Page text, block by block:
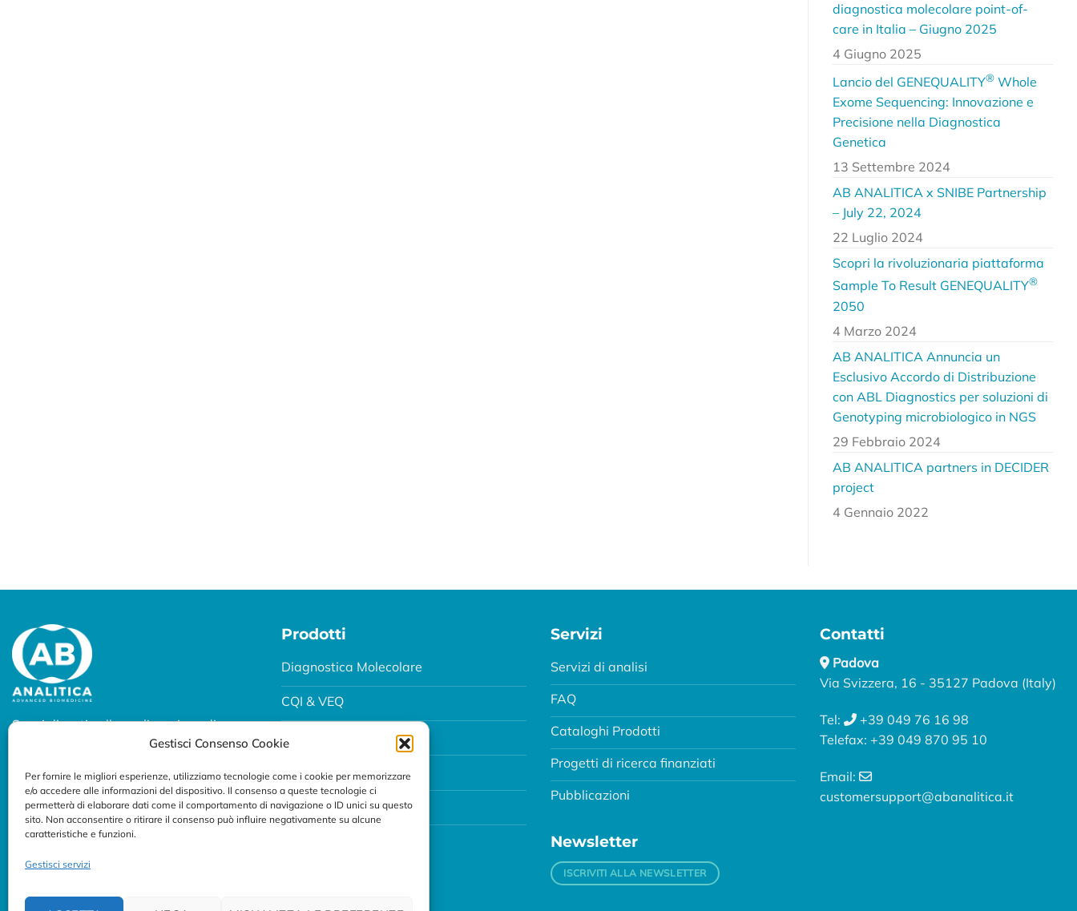
Gestisci Consenso Cookie
Per fornire le migliori esperienze, utilizziamo tecnologie come i cookie per memorizzare
e/o accedere alle informazioni del dispositivo. Il consenso a queste tecnologie ci
permetterà di elaborare dati come il comportamento di navigazione o ID unici su questo
sito. Non acconsentire o ritirare il consenso può influire negativamente su alcune
caratteristiche e funzioni.
Gestisci servizi
diagnostica molecolare point-of-
care in Italia – Giugno 2025
4 Giugno 2025
Lancio del GENEQUALITY® Whole
Exome Sequencing: Innovazione e
Precisione nella Diagnostica
Genetica
13 Settembre 2024
AB ANALITICA x SNIBE Partnership
– July 22, 2024
22 Luglio 2024
Scopri la rivoluzionaria piattaforma
Sample To Result GENEQUALITY®
2050
4 Marzo 2024
AB ANALITICA Annuncia un
Esclusivo Accordo di Distribuzione
con ABL Diagnostics per soluzioni di
Genotyping microbiologico in NGS
29 Febbraio 2024
AB ANALITICA partners in DECIDER
project
4 Gennaio 2022
Specializzati nella realizzazione di
soluzioni diagnostiche per uso
Seguici su:
Prodotti
Diagnostica Molecolare
CQI & VEQ
Biobanking
Fertility e PMA
Breath Test
Servizi
Servizi di analisi
FAQ
Cataloghi Prodotti
Progetti di ricerca finanziati
Pubblicazioni
Newsletter
ISCRIVITI ALLA NEWSLETTER
Contatti
Padova
Via Svizzera, 16 - 35127 Padova (Italy)
Tel:
+39 049 76 16 98
Telefax: +39 049 870 95 10
Email:
customersupport@abanalitica.it